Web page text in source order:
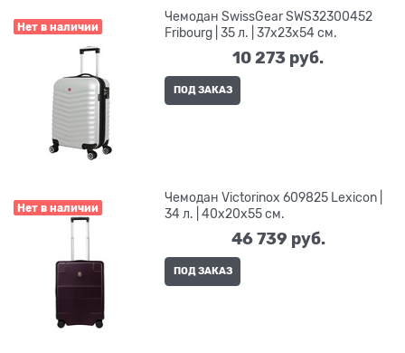
Нет в наличии
Чемодан SwissGear SWS32300452
Fribourg | 35 л. | 37x23x54 см.
10 273 руб.
ПОД ЗАКАЗ
Нет в наличии
Чемодан Victorinox 609825 Lexicon |
34 л. | 40x20x55 см.
46 739 руб.
ПОД ЗАКАЗ